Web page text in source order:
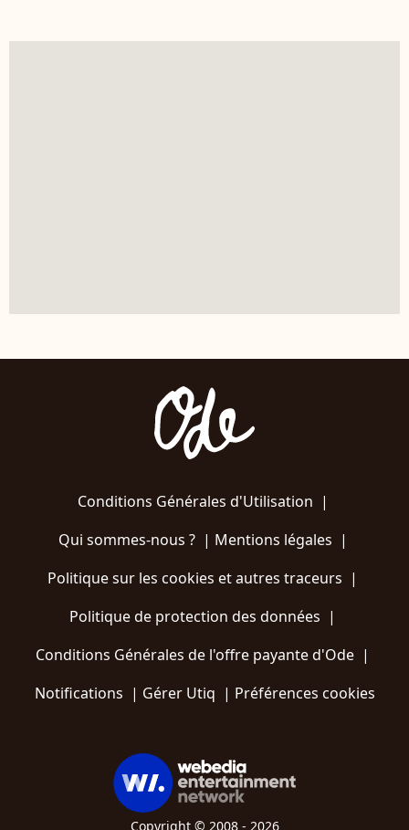
Conditions Générales d'Utilisation |
Qui sommes-nous ?| Mentions légales |
Politique sur les cookies et autres traceurs |
Politique de protection des données |
Conditions Générales de l'offre payante d'Ode |
Notifications | Gérer Utiq | Préférences cookies
Copyright © 2008 - 2026